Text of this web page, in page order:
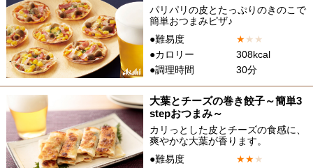
パリパリの皮とたっぷりのきのこで
簡単おつまみピザ♪
●難易度
★★ ★
●カロリー
308kcal
●調理時間
30分
大葉とチーズの巻き餃子～簡単3
stepおつまみ～
カリっとした皮とチーズの食感に、
爽やかな大葉が香ります。
●難易度
★★★